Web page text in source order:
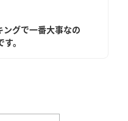
ングで一番大事なの
。